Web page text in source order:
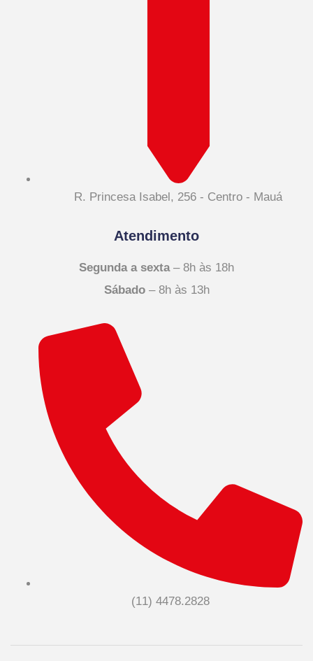
R. Princesa Isabel, 256 - Centro - Mauá
Atendimento
Segunda a sexta– 8h às 18h
Sábado– 8h às 13h
(11) 4478.2828